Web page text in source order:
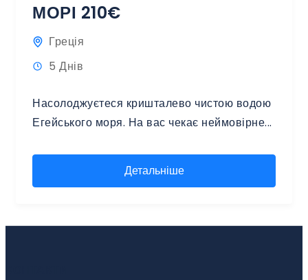
МОРІ 210€
Греція
5 Днів
Насолоджуєтеся кришталево чистою водою
Егейського моря. На вас чекає неймовірне...
Детальніше